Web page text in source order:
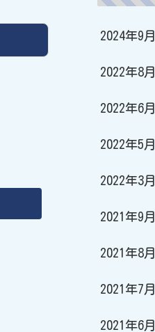
2024年9月
2022年8月
2022年6月
2022年5月
2022年3月
2021年9月
2021年8月
2021年7月
2021年6月